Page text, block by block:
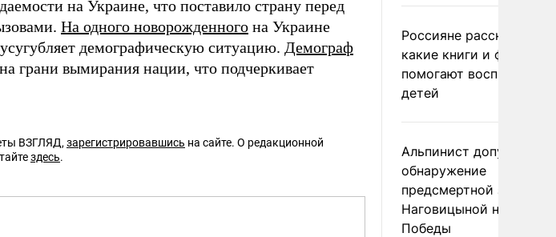
на Украине, что поставило страну перед
На одного новорожденного на Украине
демографическую ситуацию. Демограф
грани вымирания нации, что подчеркивает
ВЗГЛЯД, зарегистрировавшись на сайте. О редакционной
здесь.
Россияне рассказали,
какие книги и фильмы
помогают воспитывать
детей
Альпинист допустил
обнаружение
предсмертной записки
Наговицыной на пике
Победы